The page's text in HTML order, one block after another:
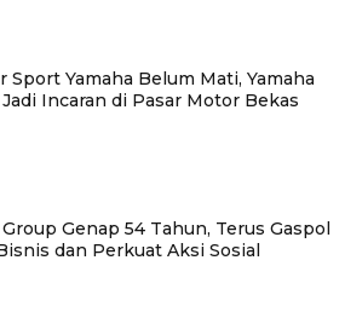
Sport Yamaha Belum Mati, Yamaha
Incaran di Pasar Motor Bekas
Genap 54 Tahun, Terus Gaspol
dan Perkuat Aksi Sosial